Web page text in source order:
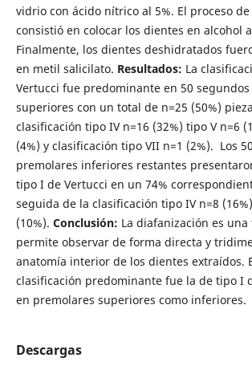
vidrio con ácido nítrico al 5%. El proceso
consistió en colocar los dientes en alcohol
Finalmente, los dientes deshidratados
en metil salicilato. Resultados: La
Vertucci fue predominante en 50
superiores con un total de n=25 (50%)
clasificación tipo IV n=16 (32%) tipo V n=6
(4%) y clasificación tipo VII n=1 (2%). Los
premolares inferiores restantes
tipo I de Vertucci en un 74%
seguida de la clasificación tipo IV n=8
(10%). Conclusión: La diafanización es
permite observar de forma directa y
anatomía interior de los dientes extraídos.
clasificación predominante fue la de tipo I
en premolares superiores como inferiores.
Descargas